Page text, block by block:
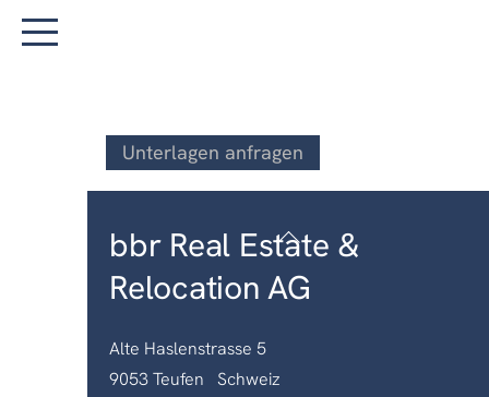
Skip
Menu
Unterlagen anfragen
Back
To
Top
bbr Real Estate &
Relocation AG
Alte Haslenstrasse 5
9053 Teufen Schweiz